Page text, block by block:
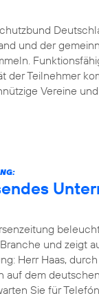
und der
der Teilnehmer
Vereine
und zeigt
Herr Haas,
auf dem
Sie für